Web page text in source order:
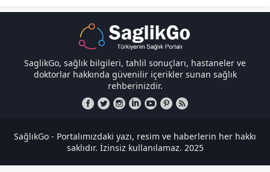
SaglikGo, sağlık bilgileri, tahlil sonuçları, hastaneler ve
doktorlar hakkında güvenilir içerikler sunan sağlık
rehberinizdir.
SağlıkGo - Portalımızdaki yazı, resim ve haberlerin her hakkı
saklıdır. İzinsiz kullanılamaz. 2025